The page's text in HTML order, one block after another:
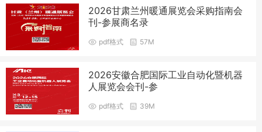
2026甘肃兰州暖通展览会采购指南会
刊-参展商名录
pdf格式 57M
2026安徽合肥国际工业自动化暨机器
人展览会会刊-参
pdf格式 39M